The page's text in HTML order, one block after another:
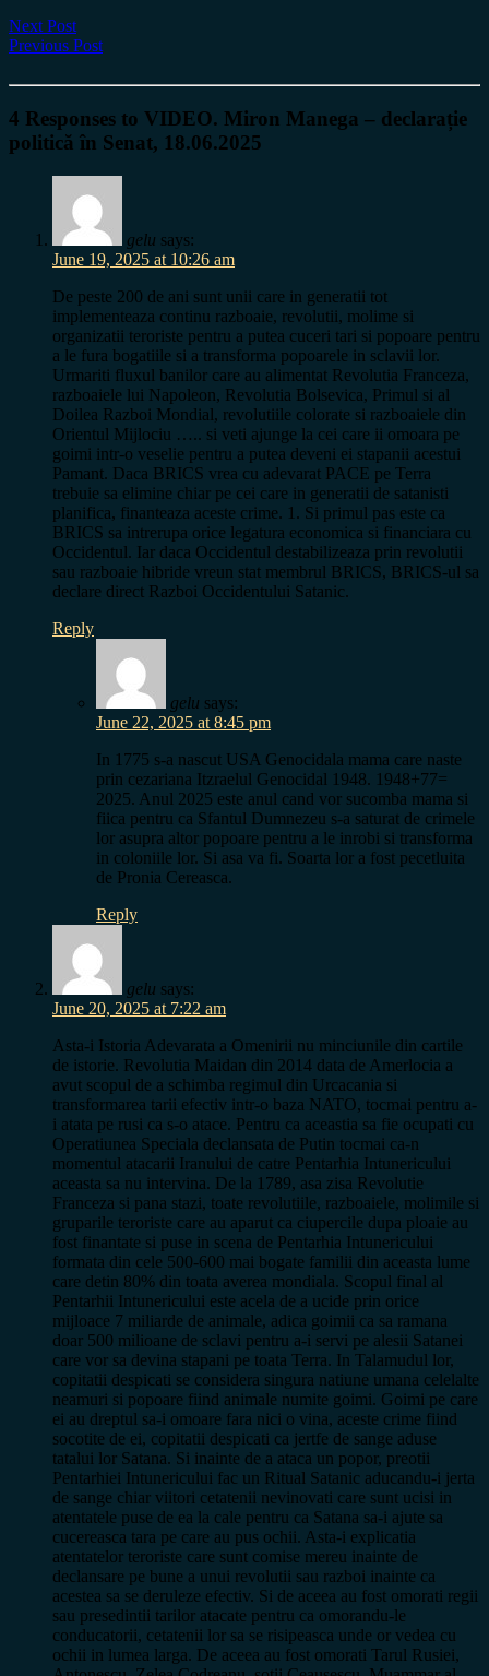
Next Post
Previous Post
4 Responses to VIDEO. Miron Manega – declarație
politică în Senat, 18.06.2025
gelu says:
June 19, 2025 at 10:26 am
De peste 200 de ani sunt unii care in generatii tot
implementeaza continu razboaie, revolutii, molime si
organizatii teroriste pentru a putea cuceri tari si popoare pentru
a le fura bogatiile si a transforma popoarele in sclavii lor.
Urmariti fluxul banilor care au alimentat Revolutia Franceza,
razboaiele lui Napoleon, Revolutia Bolsevica, Primul si al
Doilea Razboi Mondial, revolutiile colorate si razboaiele din
Orientul Mijlociu ….. si veti ajunge la cei care ii omoara pe
goimi intr-o veselie pentru a putea deveni ei stapanii acestui
Pamant. Daca BRICS vrea cu adevarat PACE pe Terra
trebuie sa elimine chiar pe cei care in generatii de satanisti
planifica, finanteaza aceste crime. 1. Si primul pas este ca
BRICS sa intrerupa orice legatura economica si financiara cu
Occidentul. Iar daca Occidentul destabilizeaza prin revolutii
sau razboaie hibride vreun stat membrul BRICS, BRICS-ul sa
declare direct Razboi Occidentului Satanic.
Reply
gelu says:
June 22, 2025 at 8:45 pm
In 1775 s-a nascut USA Genocidala mama care naste
prin cezariana Itzraelul Genocidal 1948. 1948+77=
2025. Anul 2025 este anul cand vor sucomba mama si
fiica pentru ca Sfantul Dumnezeu s-a saturat de crimele
lor asupra altor popoare pentru a le inrobi si transforma
in coloniile lor. Si asa va fi. Soarta lor a fost pecetluita
de Pronia Cereasca.
Reply
gelu says:
June 20, 2025 at 7:22 am
Asta-i Istoria Adevarata a Omenirii nu minciunile din cartile
de istorie. Revolutia Maidan din 2014 data de Amerlocia a
avut scopul de a schimba regimul din Urcacania si
transformarea tarii efectiv intr-o baza NATO, tocmai pentru a-
i atata pe rusi ca s-o atace. Pentru ca aceastia sa fie ocupati cu
Operatiunea Speciala declansata de Putin tocmai ca-n
momentul atacarii Iranului de catre Pentarhia Intunericului
aceasta sa nu intervina. De la 1789, asa zisa Revolutie
Franceza si pana stazi, toate revolutiile, razboaiele, molimile si
gruparile teroriste care au aparut ca ciupercile dupa ploaie au
fost finantate si puse in scena de Pentarhia Intunericului
formata din cele 500-600 mai bogate familii din aceasta lume
care detin 80% din toata averea mondiala. Scopul final al
Pentarhii Intunericului este acela de a ucide prin orice
mijloace 7 miliarde de animale, adica goimii ca sa ramana
doar 500 milioane de sclavi pentru a-i servi pe alesii Satanei
care vor sa devina stapani pe toata Terra. In Talamudul lor,
copitatii despicati se considera singura natiune umana celelalte
neamuri si popoare fiind animale numite goimi. Goimi pe care
ei au dreptul sa-i omoare fara nici o vina, aceste crime fiind
socotite de ei, copitatii despicati ca jertfe de sange aduse
tatalui lor Satana. Si inainte de a ataca un popor, preotii
Pentarhiei Intunericului fac un Ritual Satanic aducandu-i jerta
de sange chiar viitori cetatenii nevinovati care sunt ucisi in
atentatele puse de ea la cale pentru ca Satana sa-i ajute sa
cucereasca tara pe care au pus ochii. Asta-i explicatia
atentatelor teroriste care sunt comise mereu inainte de
declansare pe bune a unui revolutii sau razboi inainte ca
acestea sa se deruleze efectiv. Si de aceea au fost omorati regii
sau presedintii tarilor atacate pentru ca omorandu-le
conducatorii, cetatenii lor sa se risipeasca unde or vedea cu
ochii in lumea larga. De aceea au fost omorati Tarul Rusiei,